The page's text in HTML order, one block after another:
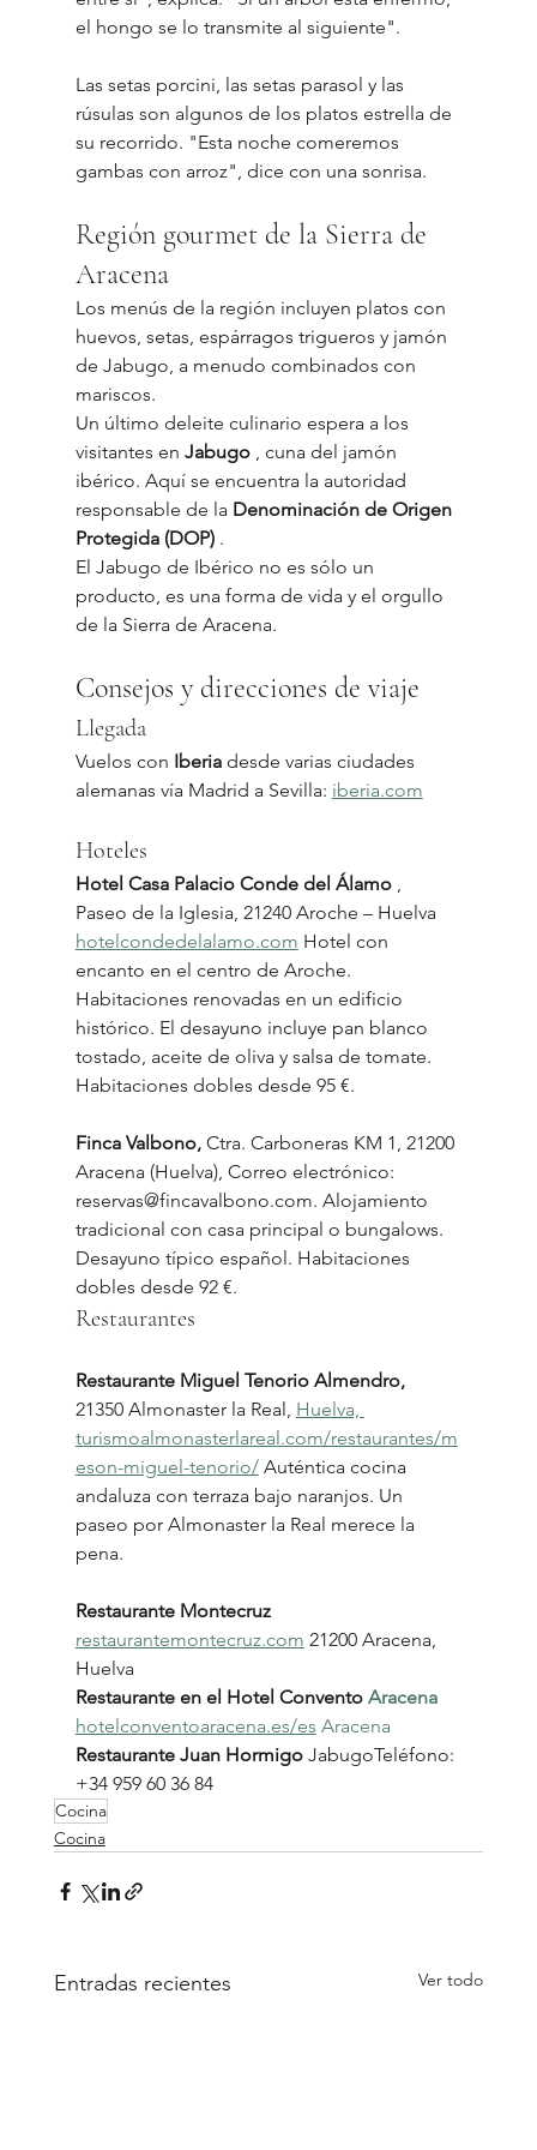
el hongo se lo transmite al siguiente".
Las setas porcini, las setas parasol y las
rúsulas son algunos de los platos estrella de
su recorrido. "Esta noche comeremos
gambas con arroz", dice con una sonrisa.
Región gourmet de la Sierra de
Aracena
Los menús de la región incluyen platos con
huevos, setas, espárragos trigueros y jamón
de Jabugo, a menudo combinados con
mariscos.
Un último deleite culinario espera a los
visitantes en Jabugo , cuna del jamón
ibérico. Aquí se encuentra la autoridad
responsable de la Denominación de Origen
Protegida (DOP) .
El Jabugo de Ibérico no es sólo un
producto, es una forma de vida y el orgullo
de la Sierra de Aracena.
Consejos y direcciones de viaje
Llegada
Vuelos con Iberia desde varias ciudades
alemanas vía Madrid a Sevilla: iberia.com
Hoteles
Hotel Casa Palacio Conde del Álamo ,
Paseo de la Iglesia, 21240 Aroche – Huelva
hotelcondedelalamo.com Hotel con
encanto en el centro de Aroche.
Habitaciones renovadas en un edificio
histórico. El desayuno incluye pan blanco
tostado, aceite de oliva y salsa de tomate.
Habitaciones dobles desde 95 €.
Finca Valbono, Ctra. Carboneras KM 1, 21200
Aracena (Huelva), Correo electrónico:
reservas@fincavalbono.com. Alojamiento
tradicional con casa principal o bungalows.
Desayuno típico español. Habitaciones
dobles desde 92 €.
Restaurantes
Restaurante Miguel Tenorio Almendro,
21350 Almonaster la Real, Huelva,
turismoalmonasterlareal.com/restaurantes/m
eson-miguel-tenorio/ Auténtica cocina
andaluza con terraza bajo naranjos. Un
paseo por Almonaster la Real merece la
pena.
Restaurante Montecruz
restaurantemontecruz.com 21200 Aracena,
Huelva
Restaurante en el Hotel Convento Aracena
hotelconventoaracena.es/es Aracena
Restaurante Juan Hormigo JabugoTeléfono:
+34 959 60 36 84
Cocina
Cocina
Entradas recientes Ver todo